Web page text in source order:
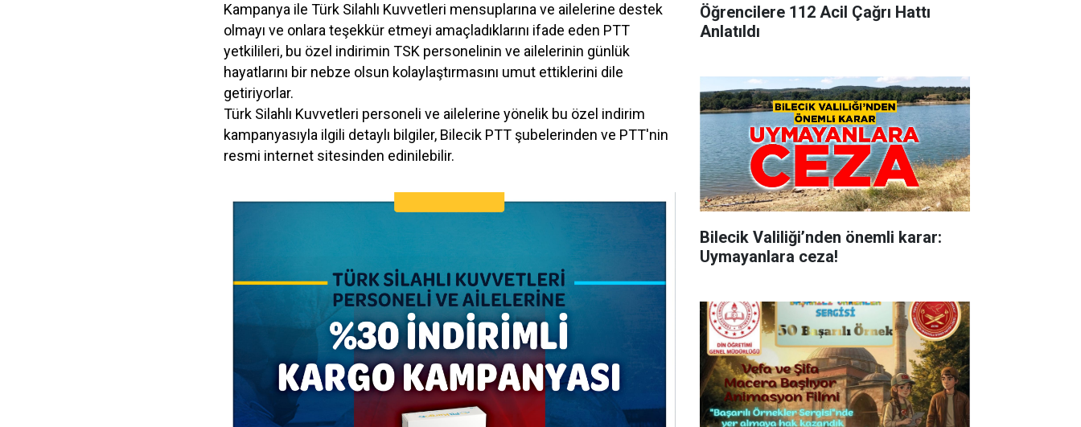
Kampanya ile Türk Silahlı Kuvvetleri mensuplarına ve ailelerine destek
olmayı ve onlara teşekkür etmeyi amaçladıklarını ifade eden PTT
yetkilileri, bu özel indirimin TSK personelinin ve ailelerinin günlük
hayatlarını bir nebze olsun kolaylaştırmasını umut ettiklerini dile
getiriyorlar.
Türk Silahlı Kuvvetleri personeli ve ailelerine yönelik bu özel indirim
kampanyasıyla ilgili detaylı bilgiler, Bilecik PTT şubelerinden ve PTT'nin
resmi internet sitesinden edinilebilir.
Öğrencilere 112 Acil Çağrı Hattı
Anlatıldı
Bilecik Valiliği’nden önemli karar:
Uymayanlara ceza!